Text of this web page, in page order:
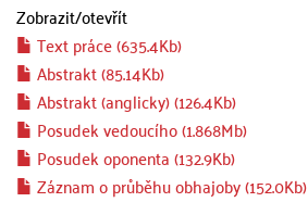
Zobrazit/otevřít
Text práce (635.4Kb)
Abstrakt (85.14Kb)
Abstrakt (anglicky) (126.4Kb)
Posudek vedoucího (1.868Mb)
Posudek oponenta (132.9Kb)
Záznam o průběhu obhajoby (152.0Kb)